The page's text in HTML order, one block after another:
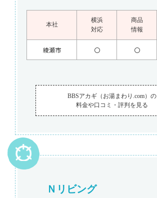
本社
横浜
対応
商品
情報
綾瀬市 〇 〇
BBSアカギ（お湯まわり.com）の
料金や口コミ・評判を見る
Ｎリビング